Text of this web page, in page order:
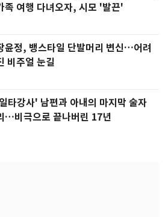
족 여행 다녀오자, 시모 '발끈'
윤정, 뱅스타일 단발머리 변신…어려
비주얼 눈길
타강사' 남편과 아내의 마지막 술자
…비극으로 끝나버린 17년